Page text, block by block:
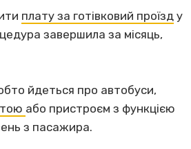
плату за готівковий проїзд у
завершила за місяць,
йдеться про автобуси,
або пристроєм з функцією
з пасажира.